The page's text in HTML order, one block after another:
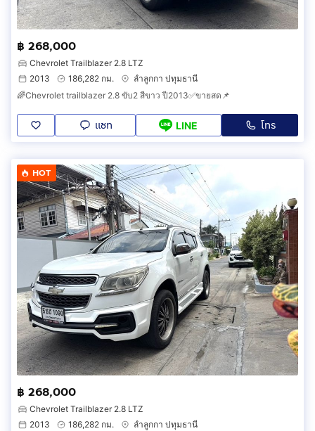
฿ 268,000
Chevrolet Trailblazer 2.8 LTZ
2013
186,282 กม.
ลำลูกกา ปทุมธานี
🌈Chevrolet trailblazer 2.8 ขับ2 สีขาว ปี2013✅ขายสด📌
แชท LINE โทร
HOT
฿ 268,000
Chevrolet Trailblazer 2.8 LTZ
2013
186,282 กม.
ลำลูกกา ปทุมธานี